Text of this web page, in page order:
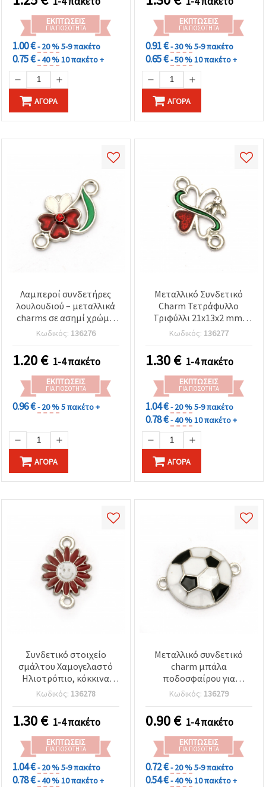
ΕΚΠΤΏΣΕΙΣ
ΓΙΑ ΠΟΣΌΤΗΤΑ
1.00 €- 20 %5-9 πακέτο
0.75 €- 40 %10 πακέτο +
ΑΓΟΡΆ
ΕΚΠΤΏΣΕΙΣ
ΓΙΑ ΠΟΣΌΤΗΤΑ
0.91 €- 30 %5-9 πακέτο
0.65 €- 50 %10 πακέτο +
ΑΓΟΡΆ
Λαμπεροί συνδετήρες
λουλουδιού – μεταλλικά
charms σε ασημί χρώμα
με κρυστάλλους, 21x12x3
mm, τρύπα 2 mm – 5 τεμ.
για DIY κοσμήματα &
χειροτεχνίες
Κωδικός: 136276
1.20€ 1-4 πακέτο
ΕΚΠΤΏΣΕΙΣ
ΓΙΑ ΠΟΣΌΤΗΤΑ
0.96 €- 20 %5 πακέτο +
ΑΓΟΡΆ
Μεταλλικό Συνδετικό
Charm Τετράφυλλο
Τριφύλλι 21x13x2 mm,
Τρύπα 2 mm, Ασημί
Χρώμα - 5 τεμάχια
Κωδικός: 136277
1.30€ 1-4 πακέτο
ΕΚΠΤΏΣΕΙΣ
ΓΙΑ ΠΟΣΌΤΗΤΑ
1.04 €- 20 %5-9 πακέτο
0.78 €- 40 %10 πακέτο +
ΑΓΟΡΆ
Συνδετικό στοιχείο
σμάλτου Χαμογελαστό
Ηλιοτρόπιο, κόκκινα
πέταλα με λευκό
πρόσωπο, μεταλλικό σε
ασημί χρώμα, 18.5x13x1.5
mm, δύο θηλιές 2 mm,
συσκευασία 5 τεμ.
Κωδικός: 136278
1.30€ 1-4 πακέτο
ΕΚΠΤΏΣΕΙΣ
ΓΙΑ ΠΟΣΌΤΗΤΑ
1.04 €- 20 %5-9 πακέτο
0.78 €- 40 %10 πακέτο +
Μεταλλικό συνδετικό
charm μπάλα
ποδοσφαίρου για
χειροτεχνίες, μαύρο &
λευκό, σε χρώμα ασημί,
24x18x4 mm, οπή 2 mm -
2 τεμ.
Κωδικός: 136279
0.90€ 1-4 πακέτο
ΕΚΠΤΏΣΕΙΣ
ΓΙΑ ΠΟΣΌΤΗΤΑ
0.72 €- 20 %5-9 πακέτο
0.54 €- 40 %10 πακέτο +